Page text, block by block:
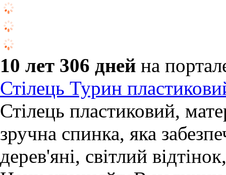
10 лет 306 дней на
Стілець Турин
Стілець пластиковий,
зручна спинка, яка
дерев'яні, світлий